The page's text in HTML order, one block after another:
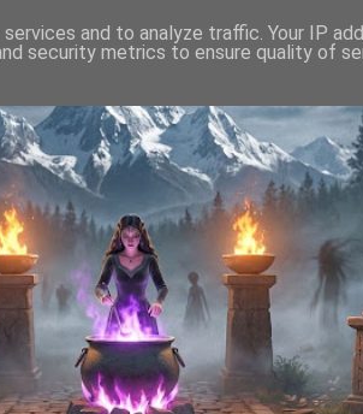
and to analyze traffic. Your IP
security metrics to ensure quality of